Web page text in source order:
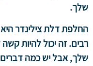
שלך.
החלפת דלת צילינדר
רבים. זה יכול להיות
שלך, אבל יש כמה